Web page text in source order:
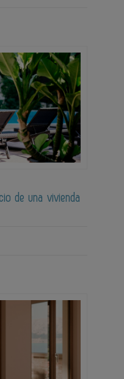
de una vivienda